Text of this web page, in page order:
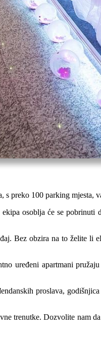
preko 100 parking mjesta,
osoblja će se pobrinuti
Bez obzira na to želite li
uređeni apartmani
proslava,
trenutke. Dozvolite nam